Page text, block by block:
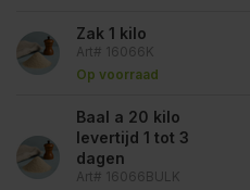
Zak 1 kilo
Art# 16066K
Op voorraad
Baal a 20 kilo
levertijd 1 tot 3
dagen
Art# 16066BULK